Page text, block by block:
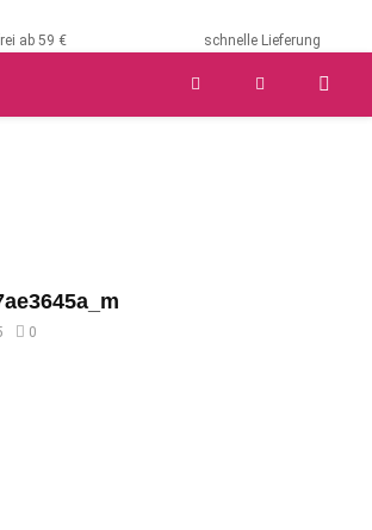
ab 59 € schnelle Lieferung
0